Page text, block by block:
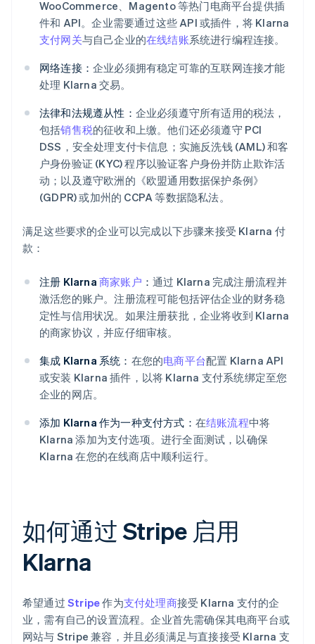
WooCommerce、Magento 等热门电商平台提供插
件和 API。企业需要通过这些 API 或插件，将 Klarna
支付网关与自己企业的在线结账系统进行编程连接。
网络连接： 企业必须拥有稳定可靠的互联网连接才能
处理 Klarna 交易。
法律和法规遵从性： 企业必须遵守所有适用的税法，
包括销售税的征收和上缴。他们还必须遵守 PCI
DSS，安全处理支付卡信息；实施反洗钱 (AML) 和客
户身份验证 (KYC) 程序以验证客户身份并防止欺诈活
动；以及遵守欧洲的《欧盟通用数据保护条例》
(GDPR) 或加州的 CCPA 等数据隐私法。
满足这些要求的企业可以完成以下步骤来接受 Klarna 付
款：
注册 Klarna 商家账户 ：通过 Klarna 完成注册流程并
激活您的账户。注册流程可能包括评估企业的财务稳
定性与信用状况。如果注册获批，企业将收到 Klarna
的商家协议，并应仔细审核。
集成 Klarna 系统： 在您的电商平台配置 Klarna API
或安装 Klarna 插件，以将 Klarna 支付系统绑定至您
企业的网店。
添加 Klarna 作为一种支付方式： 在结账流程中将
Klarna 添加为支付选项。进行全面测试，以确保
Klarna 在您的在线商店中顺利运行。
如何通过 Stripe 启用
Klarna
希望通过 Stripe作为支付处理商接受 Klarna 支付的企
业，需有自己的设置流程。企业首先需确保其电商平台或
网站与 Stripe 兼容，并且必须满足与直接接受 Klarna 支